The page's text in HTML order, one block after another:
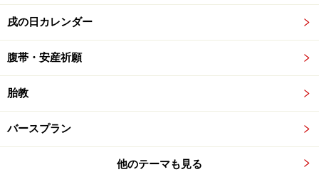
戌の日カレンダー
腹帯・安産祈願
胎教
バースプラン
他のテーマも見る